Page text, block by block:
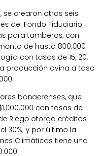
crearon otras seis
del Fondo Fiduciario
para tamberos, con
de hasta 800.000
con tasas de 15, 20,
producción ovina a tasa
bonaerenses, que
con tasas de
Riego otorga créditos
30%; y por último la
Climáticas tiene una